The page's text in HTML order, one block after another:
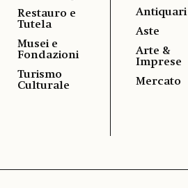
Restauro e
Tutela
Musei e
Fondazioni
Turismo
Culturale
Antiquari
Aste
Arte &
Imprese
Mercato